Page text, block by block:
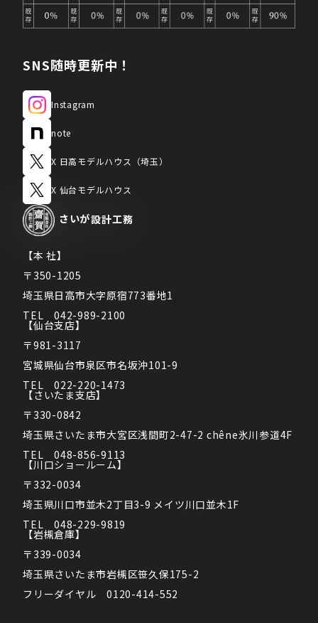
さいが設計工務
【本 社】
〒350-1205
埼玉県日高市大字原宿773番地1
TEL　042-989-2100
【仙台支店】
〒981-3117
宮城県仙台市泉区市名坂沖101-9
TEL　022-220-1473
【さいたま支店】
〒330-0842
埼玉県さいたま市大宮区浅間町2-47-2 chêne氷川参道4F
TEL　048-856-9113
【川口ショールーム】
〒332-0034
埼玉県川口市並木2丁目3-9 メイツ川口並木1F
TEL　048-229-9819
【岩槻倉庫】
〒339-0034
埼玉県さいたま市岩槻区笹久保175-2
フリーダイヤル　0120-414-552
SNS随時更新中！
Instagram
note
X 日高モデルハウス（埼玉）
X 仙台モデルハウス